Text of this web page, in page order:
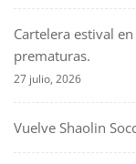
Cartelera estival
prematuras.
27 julio, 2026
Vuelve Shaolin